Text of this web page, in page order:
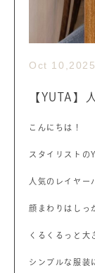
Oct 10,2025
【YUTA】
こんにちは！
スタイリストの
人気のレイヤ
顔まわりはしっ
くるくるっと大
シンプルな服装